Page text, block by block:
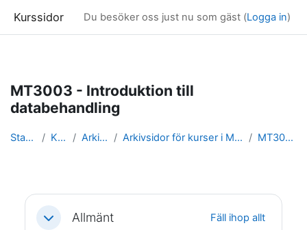
Kurssidor Du besöker oss just nu som gäst (Logga in)
MT3003 - Introduktion till
databehandling
Startsida Kurser Arkivsidor Arkivsidor för kurser i Matematisk statistik MT3003_arkiv
Fäll ihopAllmänt Fäll ihop allt